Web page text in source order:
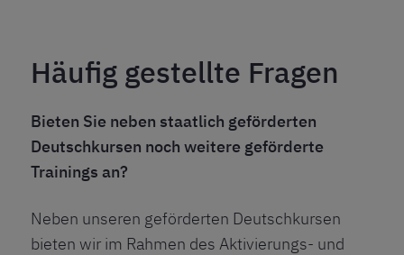
Häufig gestellte Fragen
Bieten Sie neben staatlich geförderten
Deutschkursen noch weitere geförderte
Trainings an?
Neben unseren geförderten Deutschkursen
bieten wir im Rahmen des Aktivierungs- und